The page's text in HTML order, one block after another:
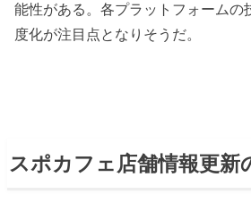
能性がある。各プラットフォームの
度化が注目点となりそうだ。
スポカフェ店舗情報更新